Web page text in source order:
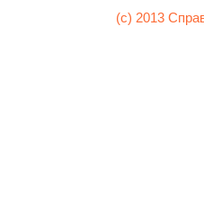
(c) 2013